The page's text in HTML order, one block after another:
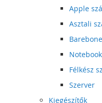
Apple
Asztali
Notebook
Félkész
Szerver
Kiegészítők